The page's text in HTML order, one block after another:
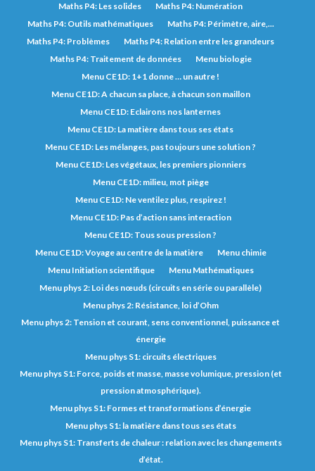
Maths P4: Les solides
Maths P4: Numération
Maths P4: Outils mathématiques
Maths P4: Périmètre, aire,...
Maths P4: Problèmes
Maths P4: Relation entre les grandeurs
Maths P4: Traitement de données
Menu biologie
Menu CE1D: 1+1 donne … un autre !
Menu CE1D: A chacun sa place, à chacun son maillon
Menu CE1D: Eclairons nos lanternes
Menu CE1D: La matière dans tous ses états
Menu CE1D: Les mélanges, pas toujours une solution ?
Menu CE1D: Les végétaux, les premiers pionniers
Menu CE1D: milieu, mot piège
Menu CE1D: Ne ventilez plus, respirez !
Menu CE1D: Pas d’action sans interaction
Menu CE1D: Tous sous pression ?
Menu CE1D: Voyage au centre de la matière
Menu chimie
Menu Initiation scientifique
Menu Mathématiques
Menu phys 2: Loi des nœuds (circuits en série ou parallèle)
Menu phys 2: Résistance, loi d’Ohm
Menu phys 2: Tension et courant, sens conventionnel, puissance et
énergie
Menu phys S1: circuits électriques
Menu phys S1: Force, poids et masse, masse volumique, pression (et
pression atmosphérique).
Menu phys S1: Formes et transformations d’énergie
Menu phys S1: la matière dans tous ses états
Menu phys S1: Transferts de chaleur : relation avec les changements
d’état.